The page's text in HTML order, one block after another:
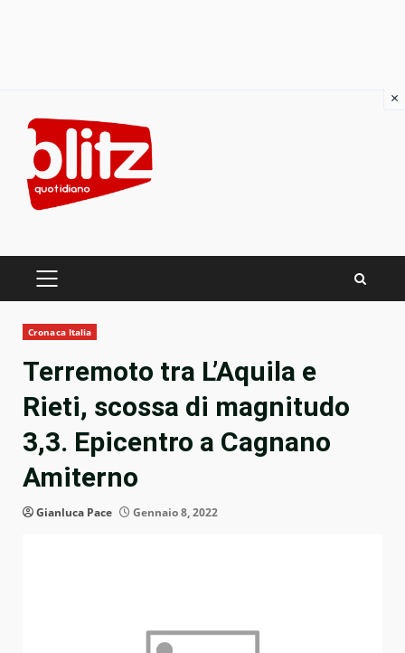
content
PRIMARY
Cronaca Italia
Terremoto tra L’Aquila e
Rieti, scossa di magnitudo
3,3. Epicentro a Cagnano
Amiterno
Gianluca Pace Gennaio 8, 2022
×